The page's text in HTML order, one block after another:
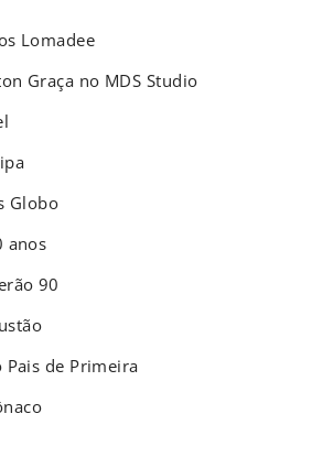
Lomadee
Graça no MDS Studio
Globo
anos
90
de Primeira